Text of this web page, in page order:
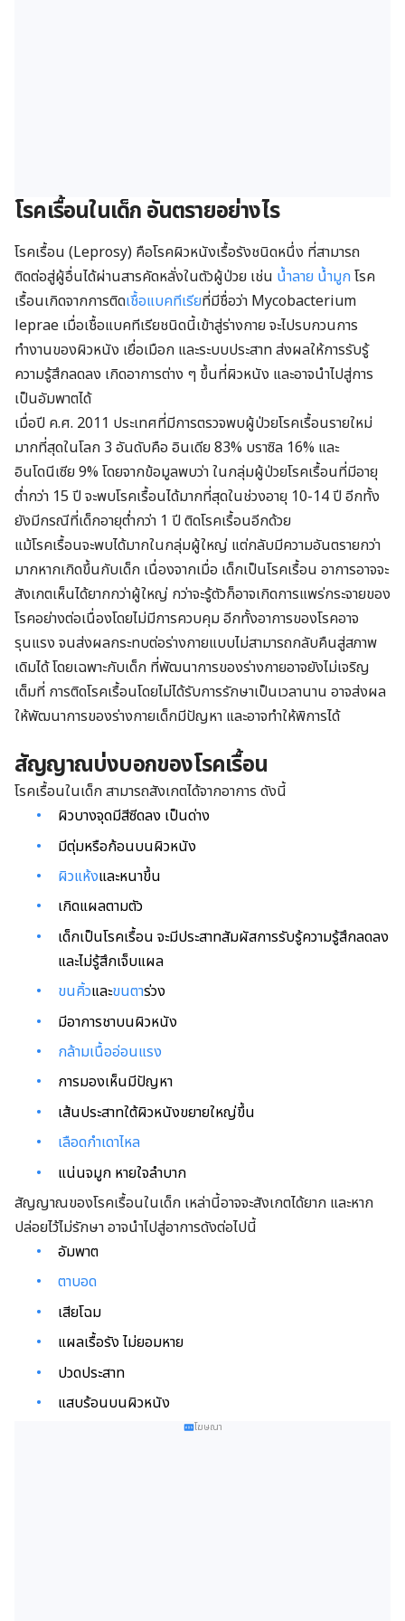
โรคเรื้อนในเด็ก อันตรายอย่างไร
โรคเรื้อน (Leprosy) คือโรคผิวหนังเรื้อรังชนิดหนึ่ง ที่สามารถ
ติดต่อสู่ผู้อื่นได้ผ่านสารคัดหลั่งในตัวผู้ป่วย เช่น น้ำลาย น้ำมูก โรค
เรื้อนเกิดจากการติดเชื้อแบคทีเรียที่มีชื่อว่า Mycobacterium
leprae เมื่อเชื้อแบคทีเรียชนิดนี้เข้าสู่ร่างกาย จะไปรบกวนการ
ทำงานของผิวหนัง เยื่อเมือก และระบบประสาท ส่งผลให้การรับรู้
ความรู้สึกลดลง เกิดอาการต่าง ๆ ขึ้นที่ผิวหนัง และอาจนำไปสู่การ
เป็นอัมพาตได้
เมื่อปี ค.ศ. 2011 ประเทศที่มีการตรวจพบผู้ป่วยโรคเรื้อนรายใหม่
มากที่สุดในโลก 3 อันดับคือ อินเดีย 83% บราซิล 16% และ
อินโดนีเซีย 9% โดยจากข้อมูลพบว่า ในกลุ่มผู้ป่วยโรคเรื้อนที่มีอายุ
ต่ำกว่า 15 ปี จะพบโรคเรื้อนได้มากที่สุดในช่วงอายุ 10-14 ปี อีกทั้ง
ยังมีกรณีที่เด็กอายุต่ำกว่า 1 ปี ติดโรคเรื้อนอีกด้วย
แม้โรคเรื้อนจะพบได้มากในกลุ่มผู้ใหญ่ แต่กลับมีความอันตรายกว่า
มากหากเกิดขึ้นกับเด็ก เนื่องจากเมื่อ เด็กเป็นโรคเรื้อน อาการอาจจะ
สังเกตเห็นได้ยากกว่าผู้ใหญ่ กว่าจะรู้ตัวก็อาจเกิดการแพร่กระจายของ
โรคอย่างต่อเนื่องโดยไม่มีการควบคุม อีกทั้งอาการของโรคอาจ
รุนแรง จนส่งผลกระทบต่อร่างกายแบบไม่สามารถกลับคืนสู่สภาพ
เดิมได้ โดยเฉพาะกับเด็ก ที่พัฒนาการของร่างกายอาจยังไม่เจริญ
เต็มที่ การติดโรคเรื้อนโดยไม่ได้รับการรักษาเป็นเวลานาน อาจส่งผล
ให้พัฒนาการของร่างกายเด็กมีปัญหา และอาจทำให้พิการได้
สัญญาณบ่งบอกของโรคเรื้อน
โรคเรื้อนในเด็ก สามารถสังเกตได้จากอาการ ดังนี้
ผิวบางจุดมีสีซีดลง เป็นด่าง
มีตุ่มหรือก้อนบนผิวหนัง
ผิวแห้งและหนาขึ้น
เกิดแผลตามตัว
เด็กเป็นโรคเรื้อน จะมีประสาทสัมผัสการรับรู้ความรู้สึกลดลง
และไม่รู้สึกเจ็บแผล
ขนคิ้วและขนตาร่วง
มีอาการชาบนผิวหนัง
กล้ามเนื้ออ่อนแรง
การมองเห็นมีปัญหา
เส้นประสาทใต้ผิวหนังขยายใหญ่ขึ้น
เลือดกำเดาไหล
แน่นจมูก หายใจลำบาก
สัญญาณของโรคเรื้อนในเด็ก เหล่านี้อาจจะสังเกตได้ยาก และหาก
ปล่อยไว้ไม่รักษา อาจนำไปสู่อาการดังต่อไปนี้
อัมพาต
ตาบอด
เสียโฉม
แผลเรื้อรัง ไม่ยอมหาย
ปวดประสาท
แสบร้อนบนผิวหนัง
โฆษณา